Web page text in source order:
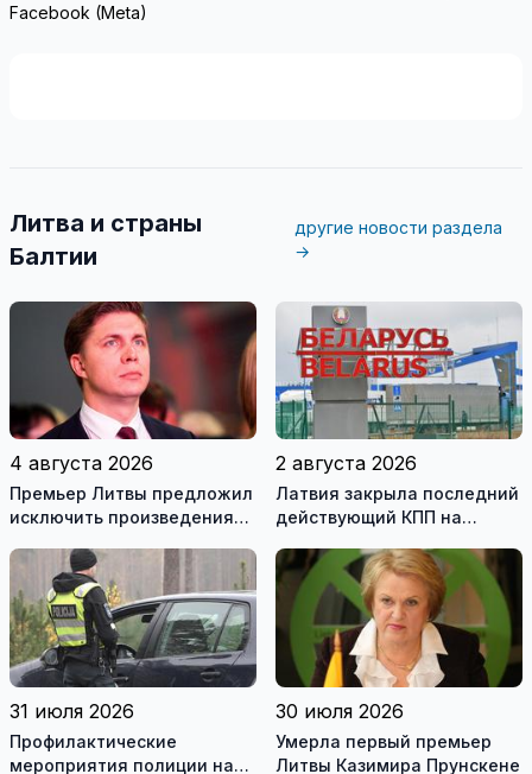
Facebook (Meta)
Литва и страны
Балтии
другие новости раздела
→
4 августа 2026
Премьер Литвы предложил
исключить произведения
рекомендуемой
литературы
2 августа 2026
Латвия закрыла последний
действующий КПП на
31 июля 2026
Профилактические
мероприятия полиции на
30 июля 2026
Умерла первый премьер
Литвы Казимира Прунскене